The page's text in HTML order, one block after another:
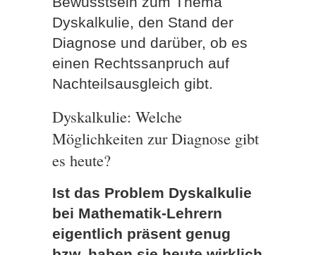
Dyskalkulie, den Stand der
Diagnose und darüber, ob es
einen Rechtssanpruch auf
Nachteilsausgleich gibt.
Dyskalkulie: Welche
Möglichkeiten zur Diagnose gibt
es heute?
Ist das Problem Dyskalkulie
bei Mathematik-Lehrern
eigentlich präsent genug